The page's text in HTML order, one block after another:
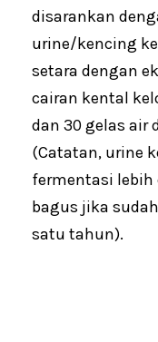
disarankan
urine/kencing
setara dengan
cairan kental
dan 30 gelas air
(Catatan, urine
fermentasi lebih
bagus jika
satu tahun).